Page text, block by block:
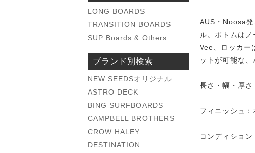
AUS・Noosa
ル。ボトムは
Vee、ロッカー
ットが可能な
長さ・幅・厚
フィニッシュ：
コンディション
LONG BOARDS
TRANSITION BOARDS
SUP Boards & Others
ブランド別検索
NEW SEEDSオリジナル
ASTRO DECK
BING SURFBOARDS
CAMPBELL BROTHERS
CROW HALEY
DESTINATION